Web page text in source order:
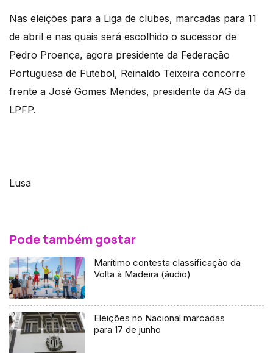
Nas eleições para a Liga de clubes, marcadas para 11
de abril e nas quais será escolhido o sucessor de
Pedro Proença, agora presidente da Federação
Portuguesa de Futebol, Reinaldo Teixeira concorre
frente a José Gomes Mendes, presidente da AG da
LPFP.
Lusa
Pode também gostar
Marítimo contesta classificação da
Volta à Madeira (áudio)
Eleições no Nacional marcadas
para 17 de junho